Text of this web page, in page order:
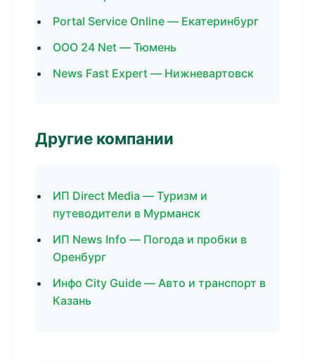
Portal Service Online — Екатеринбург
ООО 24 Net — Тюмень
News Fast Expert — Нижневартовск
Другие компании
ИП Direct Media — Туризм и
путеводители в Мурманск
ИП News Info — Погода и пробки в
Оренбург
Инфо City Guide — Авто и транспорт в
Казань